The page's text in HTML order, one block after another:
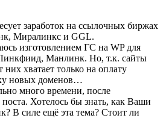
заработок на ссылочных биржах
Миралинкс и GGL.
изготовлением ГС на WP для
Манлинк. Но, т.к. сайты
них хватает только на оплату
новых доменов…
много времени, после
Хотелось бы знать, как Ваши
В силе ещё эта тема? Стоит ли